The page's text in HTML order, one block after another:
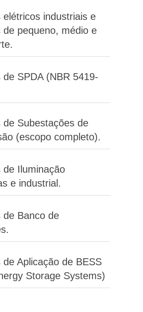
elétricos industriais e
de pequeno, médio e
de SPDA (NBR 5419-
de Subestações de
(escopo completo).
de Iluminação
e industrial.
de Banco de
de Aplicação de BESS
Storage Systems)